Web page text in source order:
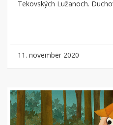
Tekovských Lužanoch.
11. november 2020